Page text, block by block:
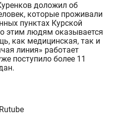
доложил об
которые проживали
пунктах Курской
этим людям оказывается
как медицинская, так и
линия» работает
поступило более 11